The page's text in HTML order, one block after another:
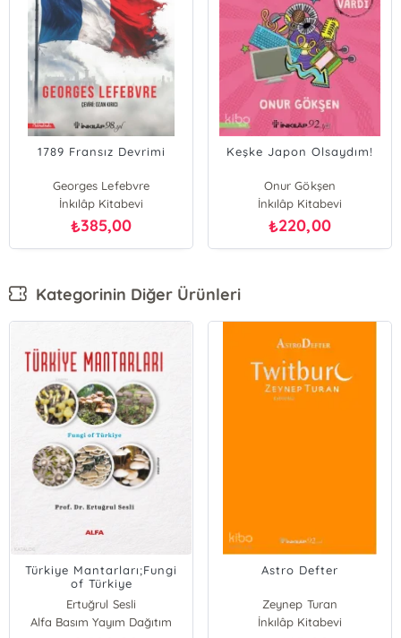
1789 Fransız Devrimi
Georges Lefebvre
İnkılâp Kitabevi
₺385,00
Keşke Japon Olsaydım!
Onur Gökşen
İnkılâp Kitabevi
₺220,00
Kategorinin Diğer Ürünleri
Türkiye Mantarları;Fungi
of Türkiye
Ertuğrul Sesli
Alfa Basım Yayım Dağıtım
Astro Defter
Zeynep Turan
İnkılâp Kitabevi